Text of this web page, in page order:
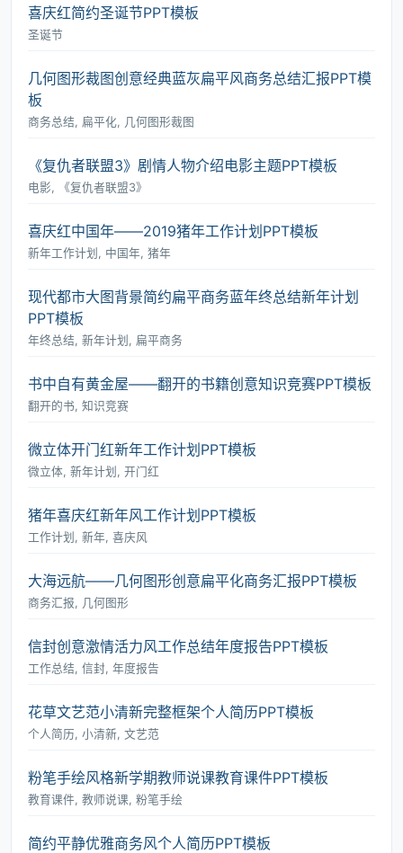
喜庆红简约圣诞节PPT模板
圣诞节
几何图形裁图创意经典蓝灰扁平风商务总结汇报PPT模
板
商务总结, 扁平化, 几何图形裁图
《复仇者联盟3》剧情人物介绍电影主题PPT模板
电影, 《复仇者联盟3》
喜庆红中国年――2019猪年工作计划PPT模板
新年工作计划, 中国年, 猪年
现代都市大图背景简约扁平商务蓝年终总结新年计划
PPT模板
年终总结, 新年计划, 扁平商务
书中自有黄金屋――翻开的书籍创意知识竞赛PPT模板
翻开的书, 知识竞赛
微立体开门红新年工作计划PPT模板
微立体, 新年计划, 开门红
猪年喜庆红新年风工作计划PPT模板
工作计划, 新年, 喜庆风
大海远航――几何图形创意扁平化商务汇报PPT模板
商务汇报, 几何图形
信封创意激情活力风工作总结年度报告PPT模板
工作总结, 信封, 年度报告
花草文艺范小清新完整框架个人简历PPT模板
个人简历, 小清新, 文艺范
粉笔手绘风格新学期教师说课教育课件PPT模板
教育课件, 教师说课, 粉笔手绘
简约平静优雅商务风个人简历PPT模板